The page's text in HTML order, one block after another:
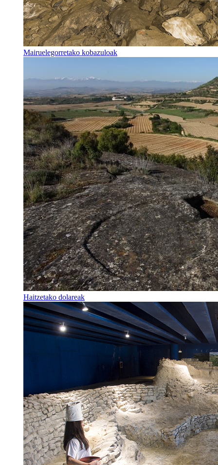
Mairuelegorretako kobazuloak
Haitzetako dolareak